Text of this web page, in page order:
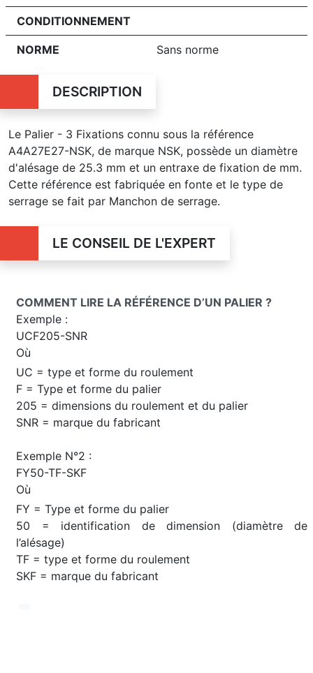
CONDITIONNEMENT
NORME Sans norme
DESCRIPTION
Le Palier - 3 Fixations connu sous la référence
A4A27E27-NSK, de marque NSK, possède un diamètre
d'alésage de 25.3 mm et un entraxe de fixation de mm.
Cette référence est fabriquée en fonte et le type de
serrage se fait par Manchon de serrage.
LE CONSEIL DE L'EXPERT
COMMENT LIRE LA RÉFÉRENCE D’UN PALIER ?
Exemple :
UCF205-SNR
Où
UC = type et forme du roulement
F = Type et forme du palier
205 = dimensions du roulement et du palier
SNR = marque du fabricant
Exemple N°2 :
FY50-TF-SKF
Où
FY = Type et forme du palier
50 = identification de dimension (diamètre de
l’alésage)
TF = type et forme du roulement
SKF = marque du fabricant